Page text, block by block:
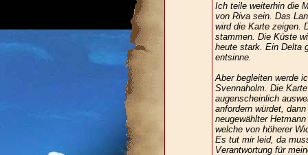
Ich teile weiterhin die
von Riva sein. Das
wird die Karte zeigen.
stammen. Die Küste
heute stark. Ein Delta
entsinne.
Aber begleiten werde
Svennaholm. Die
augenscheinlich
anfordern würdet,
neugewählter
welche von höherer
Es tut mir leid, da
Verantwortung für